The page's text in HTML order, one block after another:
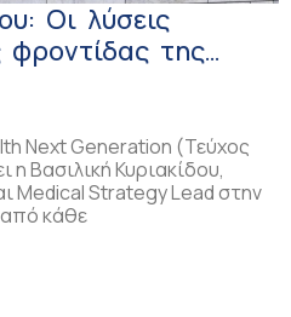
Οι λύσεις
φροντίδας της
Next Generation (Τεύχος
Βασιλική Κυριακίδου,
Medical Strategy Lead στην
κάθε